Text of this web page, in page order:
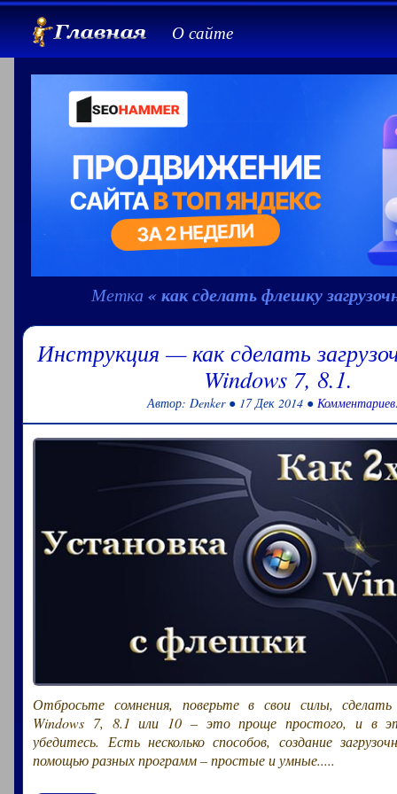
О сайте
Метка« как сделать флешку
Инструкция — как сделать
Windows 7, 8.1.
Автор: Denker ● 17 Дек 2014 ●
Отбросьте сомнения, поверьте в свои силы, сделать
Windows 7, 8.1 или 10 – это проще простого, и в
убедитесь. Есть несколько способов, создание
помощью разных программ – простые и умные.....